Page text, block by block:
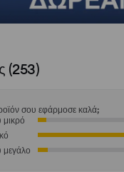
(253)
σου εφάρμοσε καλά;
μεγάλο